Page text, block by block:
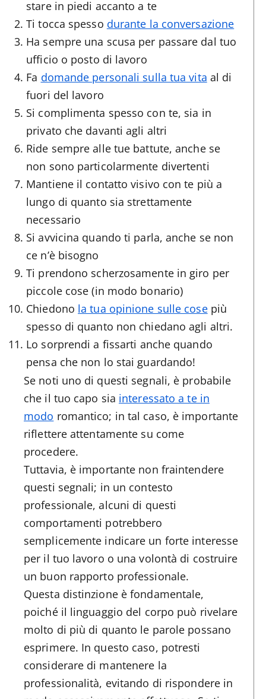
stare in piedi accanto a te
Ti tocca spesso durante la conversazione
Ha sempre una scusa per passare dal tuo
ufficio o posto di lavoro
Fa domande personali sulla tua vita al di
fuori del lavoro
Si complimenta spesso con te, sia in
privato che davanti agli altri
Ride sempre alle tue battute, anche se
non sono particolarmente divertenti
Mantiene il contatto visivo con te più a
lungo di quanto sia strettamente
necessario
Si avvicina quando ti parla, anche se non
ce n’è bisogno
Ti prendono scherzosamente in giro per
piccole cose (in modo bonario)
Chiedono la tua opinione sulle cosepiù
spesso di quanto non chiedano agli altri.
Lo sorprendi a fissarti anche quando
pensa che non lo stai guardando!
Se noti uno di questi segnali, è probabile
che il tuo capo sia interessato a te in
modo romantico; in tal caso, è importante
riflettere attentamente su come
procedere.
Tuttavia, è importante non fraintendere
questi segnali; in un contesto
professionale, alcuni di questi
comportamenti potrebbero
semplicemente indicare un forte interesse
per il tuo lavoro o una volontà di costruire
un buon rapporto professionale.
Questa distinzione è fondamentale,
poiché il linguaggio del corpo può rivelare
molto di più di quanto le parole possano
esprimere. In questo caso, potresti
considerare di mantenere la
professionalità, evitando di rispondere in